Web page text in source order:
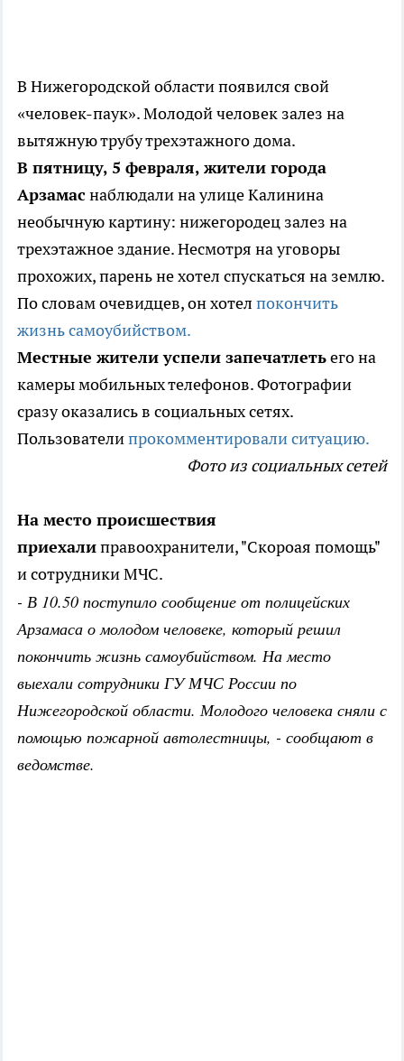
В Нижегородской области появился свой
«человек-паук». Молодой человек залез на
вытяжную трубу трехэтажного дома.
В пятницу, 5 февраля, жители города
Арзамас наблюдали на улице Калинина
необычную картину: нижегородец залез на
трехэтажное здание. Несмотря на уговоры
прохожих, парень не хотел спускаться на землю.
По словам очевидцев, он хотел покончить
жизнь самоубийством.
Местные жители успели запечатлетьего на
камеры мобильных телефонов. Фотографии
сразу оказались в социальных сетях.
Пользователипрокомментировали ситуацию.
Фото из социальных сетей
На место происшествия
приехалиправоохранители, "Скороая помощь"
и сотрудники МЧС.
- В 10.50 поступило сообщение от полицейских
Арзамаса о молодом человеке, который решил
покончить жизнь самоубийством. На место
выехали сотрудники ГУ МЧС России по
Нижегородской области. Молодого человека сняли с
помощью пожарной автолестницы, - сообщают в
ведомстве.